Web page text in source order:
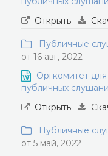
Открыть
Публичные
от 16 авг, 2022
Оргкомитет
публичных
Открыть
Публичные
от 5 май, 2022